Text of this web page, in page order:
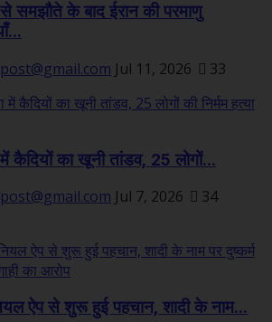
समझौते के बाद ईरान की परमाणु
Jul 11, 2026 33
कैदियों का खूनी तांडव, 25 लोगों...
Jul 7, 2026
34
ऐप से शुरू हुई पहचान, शादी के नाम...